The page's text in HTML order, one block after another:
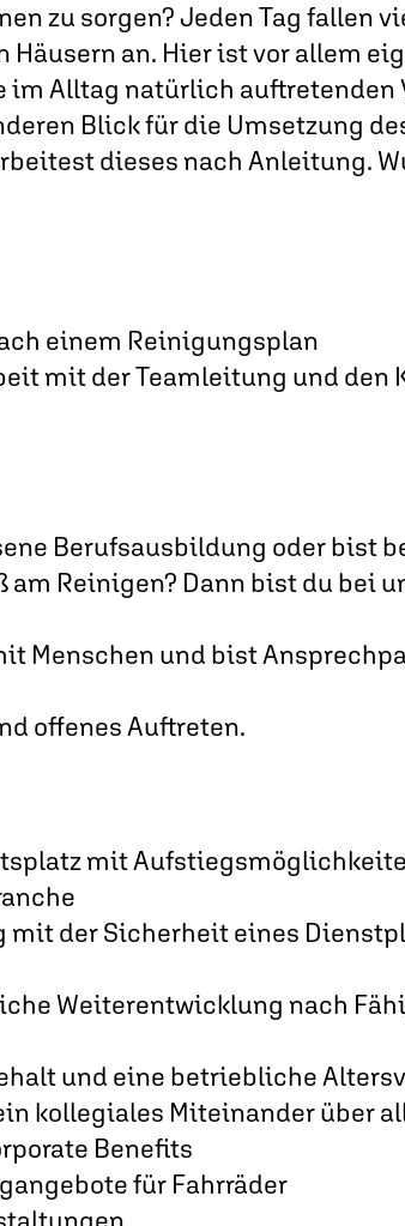
zu sorgen? Jeden Tag fallen
an. Hier ist vor allem
im Alltag natürlich auftretenden
Blick für die Umsetzung
dieses nach Anleitung.
einem Reinigungsplan
mit der Teamleitung und den
Berufsausbildung oder bist
Reinigen? Dann bist du bei
Menschen und bist
offenes Auftreten.
mit
der Sicherheit eines
Weiterentwicklung nach
und eine betriebliche
kollegiales Miteinander über
Benefits
für Fahrräder